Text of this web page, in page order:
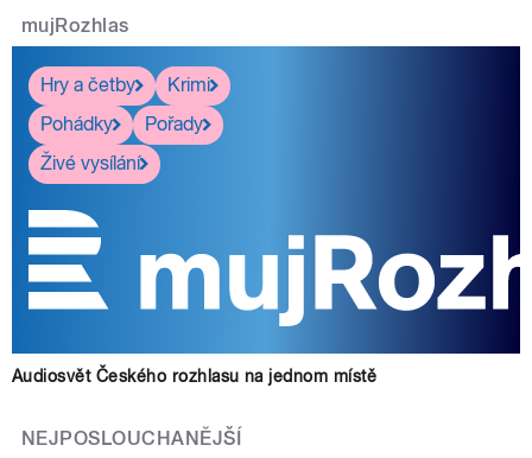
mujRozhlas
Hry a četby
Krimi
Pohádky
Pořady
Živé vysílání
Audiosvět Českého rozhlasu na jednom místě
NEJPOSLOUCHANĚJŠÍ